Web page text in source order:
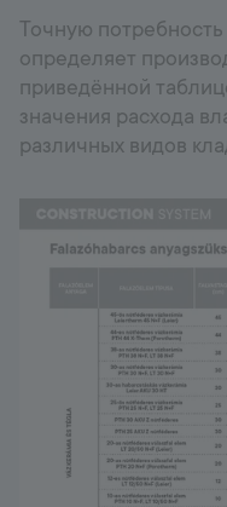
Точную
определяет
приведённой
значения расхода
различных видов